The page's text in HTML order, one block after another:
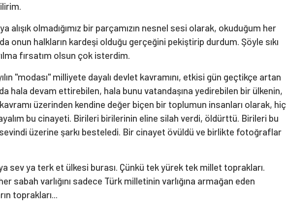
alışık olmadığımız bir parçamızın nesnel sesi olarak, okuduğum her
onun halkların kardeşi olduğu gerçeğini pekiştirip durdum. Şöyle sıkı
fırsatım olsun çok isterdim.
''modası'' milliyete dayalı devlet kavramını, etkisi gün geçtikçe artan
hala devam ettirebilen, hala bunu vatandaşına yedirebilen bir ülkenin,
üzerinden kendine değer biçen bir toplumun insanları olarak, hiç
bu cinayeti. Birileri birilerinin eline silah verdi, öldürttü. Birileri bu
üzerine şarkı besteledi. Bir cinayet övüldü ve birlikte fotoğraflar
sev ya terk et ülkesi burası. Çünkü tek yürek tek millet toprakları.
sabah varlığını sadece Türk milletinin varlığına armağan eden
toprakları...